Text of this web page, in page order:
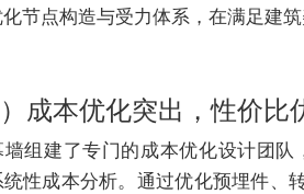
节点构造与受力体系，在满足建
）成本优化突出，性价比
组建了专门的成本优化设计团
统性成本分析。通过优化预埋件